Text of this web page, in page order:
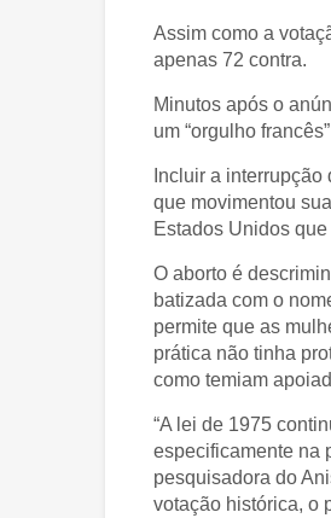
Assim como a
apenas 72 contra.
Minutos após o
um “orgulho
Incluir a
que movimentou
Estados Unidos
O aborto é
batizada com o
permite que as
prática não tinha
como temiam
“A lei de 1975
especificamente na
pesquisadora do
votação histórica, o